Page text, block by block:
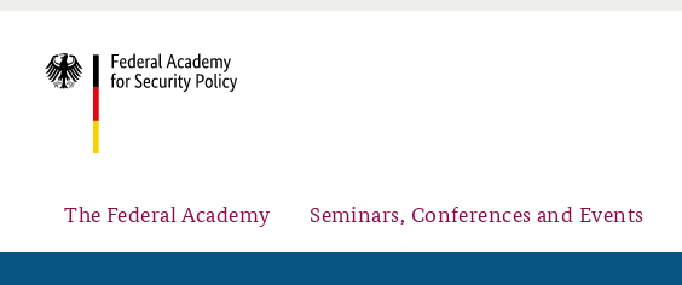
The Federal Academy Seminars, Conferences and Events